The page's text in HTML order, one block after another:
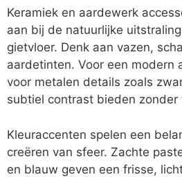
Keramiek en aardewerk
aan bij de natuurlijke
gietvloer. Denk aan vazen,
aardetinten. Voor een modern
voor metalen details zoals
subtiel contrast bieden zonder
Kleuraccenten spelen een
creëren van sfeer. Zachte
en blauw geven een frisse,